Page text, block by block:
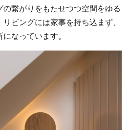
繋がりをもたせつつ空間をゆる
ビングには家事を持ち込まず、
なっています。